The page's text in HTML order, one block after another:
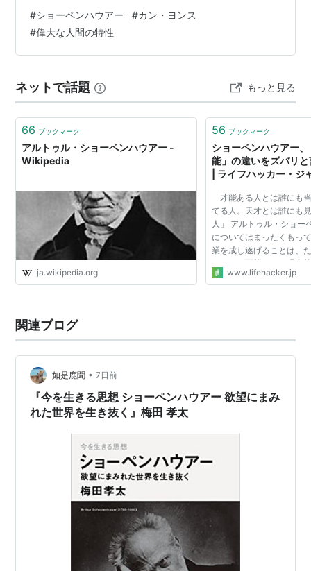
南 訳 ダイヤモンド社 2025年11月5日初版刊行）から、
面白そうな部分を拾い出したPR記事です。 blogを書く時
には、できる限り一次資料にあたり正確を期す、一次資
#ショーペンハウアー #カン・ヨンス
#偉大な人間の特性
ネットで話題 もっと見る
66 ブックマーク
アルトゥル・ショーペンハウアー -
Wikipedia
ja.wikipedia.org
56 ブックマーク
ショーペンハウアー
能」の違いをズバリ
| ライフハッカー・ジ
「才能ある人とは誰にも
てる人。天才とは誰にも
人」 アルトゥル・ショー
についてはまったくもっ
業を成し遂げることは、
によって可能です。現実
覚悟を決めたら、驚くほ
www.lifehacker.jp
関連ブログ
如是鹿聞 • 7日前
『今を生きる思想 ショーペンハウアー 欲望にまみ
れた世界を生き抜く』梅田 孝太